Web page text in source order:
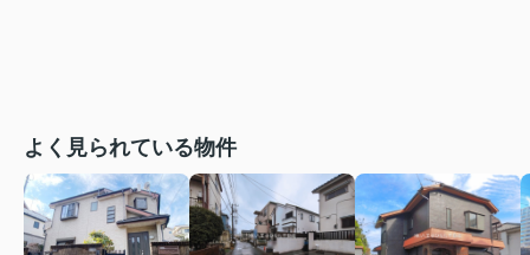
よく見られている物件